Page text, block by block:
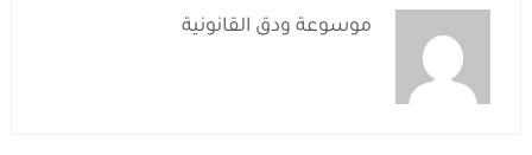
موسوعة ودق القانونية